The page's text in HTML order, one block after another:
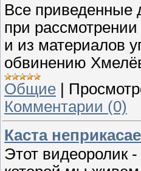
Все приведенные
при
и из материалов
обвинению
Общие |
Комментарии (0)
Каста
Этот видеоролик